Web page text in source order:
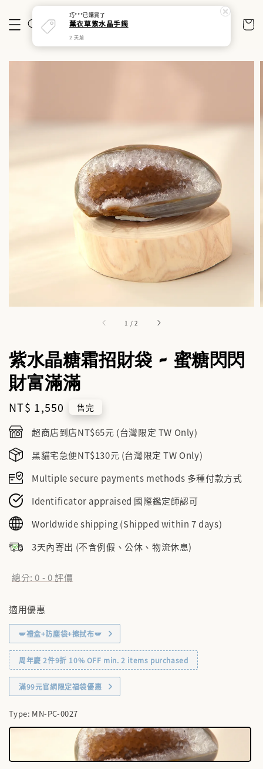
1 /2
紫水晶糖霜招財袋 - 蜜糖閃閃
財富滿滿
Regular
price
NT$ 1,550 售完
超商店到店NT$65元 (台灣限定 TW Only)
黑貓宅急便NT$130元 (台灣限定 TW Only)
Multiple secure payments methods 多種付款方式
Identificator appraised 國際鑑定師認可
Worldwide shipping (Shipped within 7 days)
3天內寄出 (不含例假、公休、物流休息)
總分:0 -0評價
適用優惠
🪽禮盒+防塵袋+擦拭布🪽
周年慶 2件9折 10% OFF min. 2 items purchased
滿99元官網限定福袋優惠
Type: MN-PC-0027
巧***已購買了
薰衣草紫水晶手鐲
2 天前